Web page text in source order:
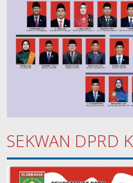
SEKWAN DPRD